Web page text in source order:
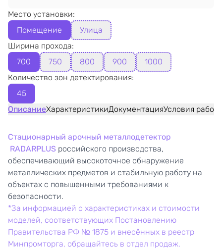
Место установки:
Помещение
Улица
Ширина прохода:
700
750 800 900
1000
Количество зон детектирования:
45
ОписаниеХарактеристикиДокументацияУсловия
Стационарный арочный металлодетектор
RADARPLUS российского производства,
обеспечивающий высокоточное обнаружение
металлических предметов и стабильную работу на
объектах с повышенными требованиями к
безопасности.
*За информацией о характеристиках и стоимости
моделей, соответствующих Постановлению
Правительства РФ № 1875 и внесённых в реестр
Минпромторга, обращайтесь в отдел продаж.